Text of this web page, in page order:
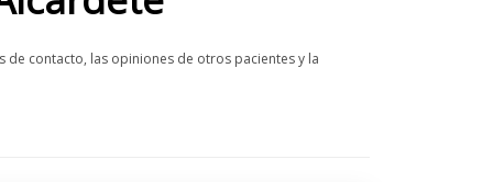
contacto, las opiniones de otros pacientes y la